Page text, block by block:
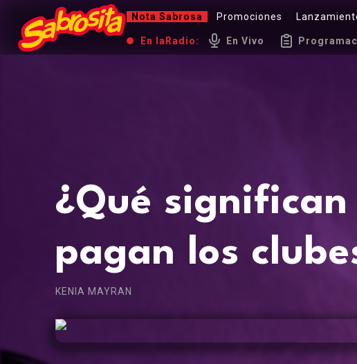
Nota Sabrosa Promociones
En la Radio: En Vivo
¿Qué
pagan los
KENIA MAYRAN